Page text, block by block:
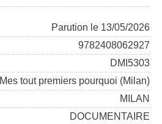
Parution le 13/05/2026
9782408062927
DMI5303
Mes tout premiers pourquoi (Milan)
MILAN
DOCUMENTAIRE